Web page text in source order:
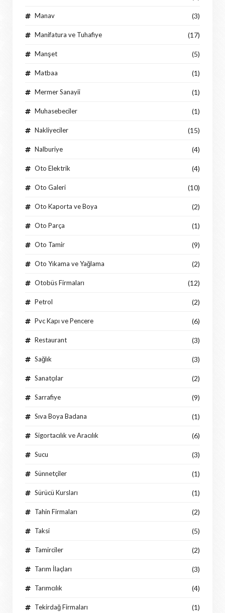
Manav (3)
Manifatura ve Tuhafiye (17)
Manşet (5)
Matbaa (1)
Mermer Sanayii (1)
Muhasebeciler (1)
Nakliyeciler (15)
Nalburiye (4)
Oto Elektrik (4)
Oto Galeri (10)
Oto Kaporta ve Boya (2)
Oto Parça (1)
Oto Tamir (9)
Oto Yıkama ve Yağlama (2)
Otobüs Firmaları (12)
Petrol (2)
Pvc Kapı ve Pencere (6)
Restaurant (3)
Sağlık (3)
Sanatçılar (2)
Sarrafiye (9)
Sıva Boya Badana (1)
Sigortacılık ve Aracılık (6)
Sucu (3)
Sünnetçiler (1)
Sürücü Kursları (1)
Tahin Firmaları (2)
Taksi (5)
Tamirciler (2)
Tarım İlaçları (3)
Tarımcılık (4)
Tekirdağ Firmaları (1)